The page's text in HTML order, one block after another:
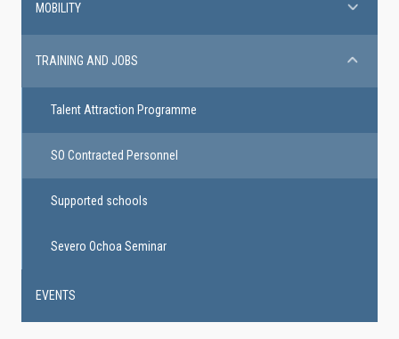
MOBILITY
TRAINING AND JOBS
Talent Attraction Programme
SO Contracted Personnel
Supported schools
Severo Ochoa Seminar
EVENTS